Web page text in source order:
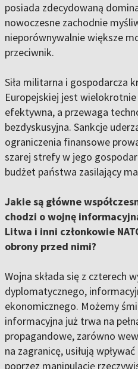
posiada zdecydowaną
nowoczesne zachodnie
nieporównywalnie większe
przeciwnik.
Siła militarna i gospodarcza
Europejskiej jest
efektywna, a przewaga
bezdyskusyjna. Sankcje
ograniczenia finansowe
szarej strefy w jego
budżet państwa zasilający
Jakie są główne
chodzi o wojnę
Litwa i inni członkowie
obrony przed nimi?
Wojna składa się z czterech
dyplomatycznego,
ekonomicznego. Możemy
informacyjna już trwa na
propagandowe, zarówno
na zagranicę, usiłują
poprzez manipulację